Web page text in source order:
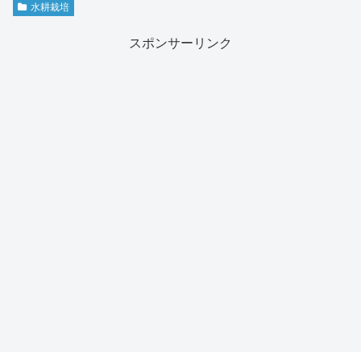
水耕栽培
スポンサーリンク